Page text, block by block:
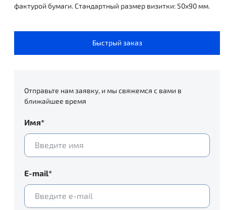
фактурой бумаги. Стандартный размер визитки: 50х90 мм.
Быстрый заказ
Отправьте нам заявку, и мы свяжемся с вами в
ближайшее время
Имя*
E-mail*